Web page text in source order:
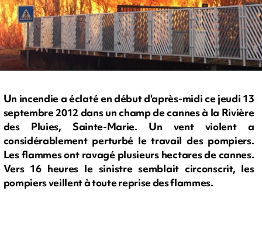
Un incendie a éclaté en début d'après-midi ce jeudi 13
septembre 2012 dans un champ de cannes à la Rivière
des Pluies, Sainte-Marie. Un vent violent a
considérablement perturbé le travail des pompiers.
Les flammes ont ravagé plusieurs hectares de cannes.
Vers 16 heures le sinistre semblait circonscrit, les
pompiers veillent à toute reprise des flammes.